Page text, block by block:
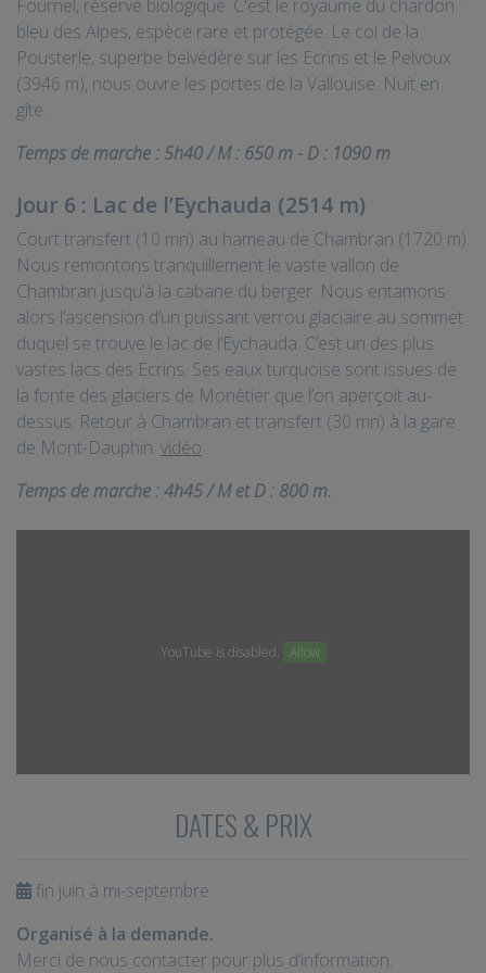
Fournel, réserve biologique. C'est le royaume du chardon
bleu des Alpes, espèce rare et protégée. Le col de la
Pousterle, superbe belvédère sur les Ecrins et le Pelvoux
(3946 m), nous ouvre les portes de la Vallouise. Nuit en
gîte.
Temps de marche : 5h40 / M : 650 m - D : 1090 m
Jour 6 : Lac de l’Eychauda (2514 m)
Court transfert (10 mn) au hameau de Chambran (1720 m).
Nous remontons tranquillement le vaste vallon de
Chambran jusqu’à la cabane du berger. Nous entamons
alors l’ascension d’un puissant verrou glaciaire au sommet
duquel se trouve le lac de l’Eychauda. C’est un des plus
vastes lacs des Ecrins. Ses eaux turquoise sont issues de
la fonte des glaciers de Monêtier que l’on aperçoit au-
dessus. Retour à Chambran et transfert (30 mn) à la gare
de Mont-Dauphin. vidéo
Temps de marche : 4h45 / M et D : 800 m.
YouTube is disabled. Allow
DATES & PRIX
fin juin à mi-septembre
Organisé à la demande.
Merci de nous contacter pour plus d’information.